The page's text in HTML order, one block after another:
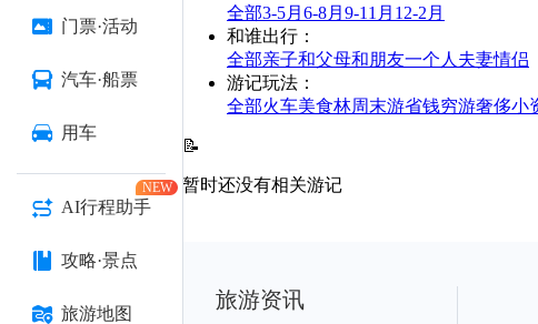
门票·活动
汽车·船票
用车
AI行程助手
NEW
攻略·景点
旅游地图
全部3-5月 6-8月 9-11月 12-2月
和谁出行 ：
全部亲子和父母和朋友一个人 夫妻情侣
游记玩法 ：
全部火车美食林周末游省钱穷游奢侈小
📝
暂时还没有相关游记
旅游资讯